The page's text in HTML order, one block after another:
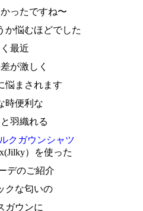
ったですね〜
か悩むほどでした
最近
が激しく
悩まされます
時便利な
羽織れる
クガウンシャツ
）を使った
デのご紹介
クな匂いの
ガウンに